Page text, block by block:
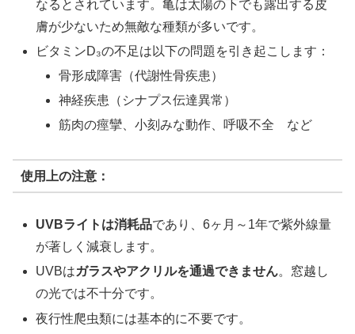
なるとされています。亀は太陽の下でも露出する皮
膚が少ないため無敵な種類が多いです。
ビタミンD₃の不足は以下の問題を引き起こします：
骨形成障害（代謝性骨疾患）
神経疾患（シナプス伝達異常）
筋肉の痙攣、小刻みな動作、呼吸不全 など
使用上の注意：
UVBライトは消耗品であり、6ヶ月～1年で紫外線量
が著しく減衰します。
UVBはガラスやアクリルを通過できません。窓越し
の光では不十分です。
夜行性爬虫類には基本的に不要です。